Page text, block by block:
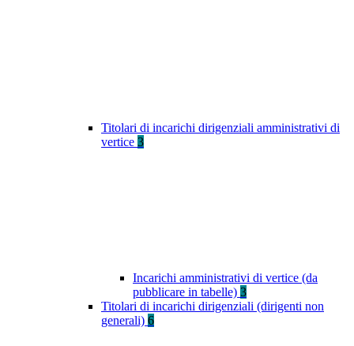
Titolari di incarichi dirigenziali amministrativi di
vertice 3
Incarichi amministrativi di vertice (da
pubblicare in tabelle) 3
Titolari di incarichi dirigenziali (dirigenti non
generali) 6